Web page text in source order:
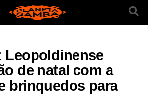
Leopoldinense
de natal com a
brinquedos para